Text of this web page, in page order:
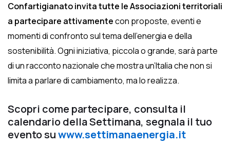
Confartigianato invita tutte le Associazioni territoriali
a partecipare attivamentecon proposte, eventi e
momenti di confronto sul tema dell’energia e della
sostenibilità. Ogni iniziativa, piccola o grande, sarà parte
di un racconto nazionale che mostra un’Italia che non si
limita a parlare di cambiamento, ma lo realizza.
Scopri come partecipare, consulta il
calendario della Settimana, segnala il tuo
evento suwww.settimanaenergia.it